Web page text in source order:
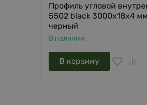
Профиль угловой
5502 black 3000х18х4
черный
В наличии
В корзину